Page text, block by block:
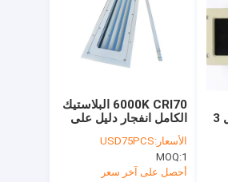
6000K CRI70 البلاستيك
الكامل انفجار دليل على
الخطي
الأسعار:USD75PCS
MOQ:1
أحصل على آخر سعر
طوارئ مضاد للاشتعال 3